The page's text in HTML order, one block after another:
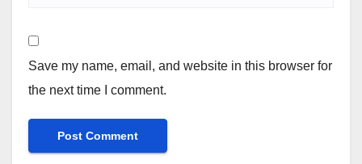
Save my name, email, and website in this browser for
the next time I comment.